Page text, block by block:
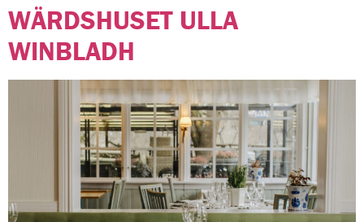
WÄRDSHUSET ULLA
WINBLADH